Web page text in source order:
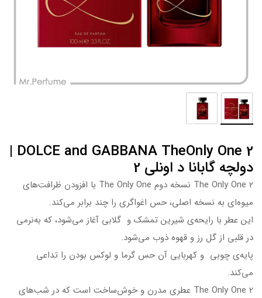
DOLCE and GABBANA TheOnly One 2 |
دولچه گابانا د اونلی 2
The Only One 2 نسخه دوم The Only One با افزودن ظرافت‌های
میوه‌ای به نسخه اصلی، حس اغواگری را چند برابر می‌کند.
این عطر با رایحه‌ی شیرین تمشک و گلابی آغاز می‌شود، که به‌نرمی
در قلبی از گل رز و قهوه ذوب می‌شود.
پایه‌ی چوبی و کهربایی آن حس گرما و لوکس بودن را تداعی
می‌کند.
The Only One 2 عطری مدرن و خوش‌ساخت است که در شب‌های